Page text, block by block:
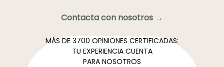
Contacta con nosotros →
MÁS DE 3700 OPINIONES CERTIFICADAS:
TU EXPERIENCIA CUENTA
PARA NOSOTROS